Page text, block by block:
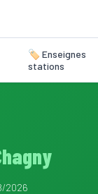
🏷️ Enseignes
stations
2026